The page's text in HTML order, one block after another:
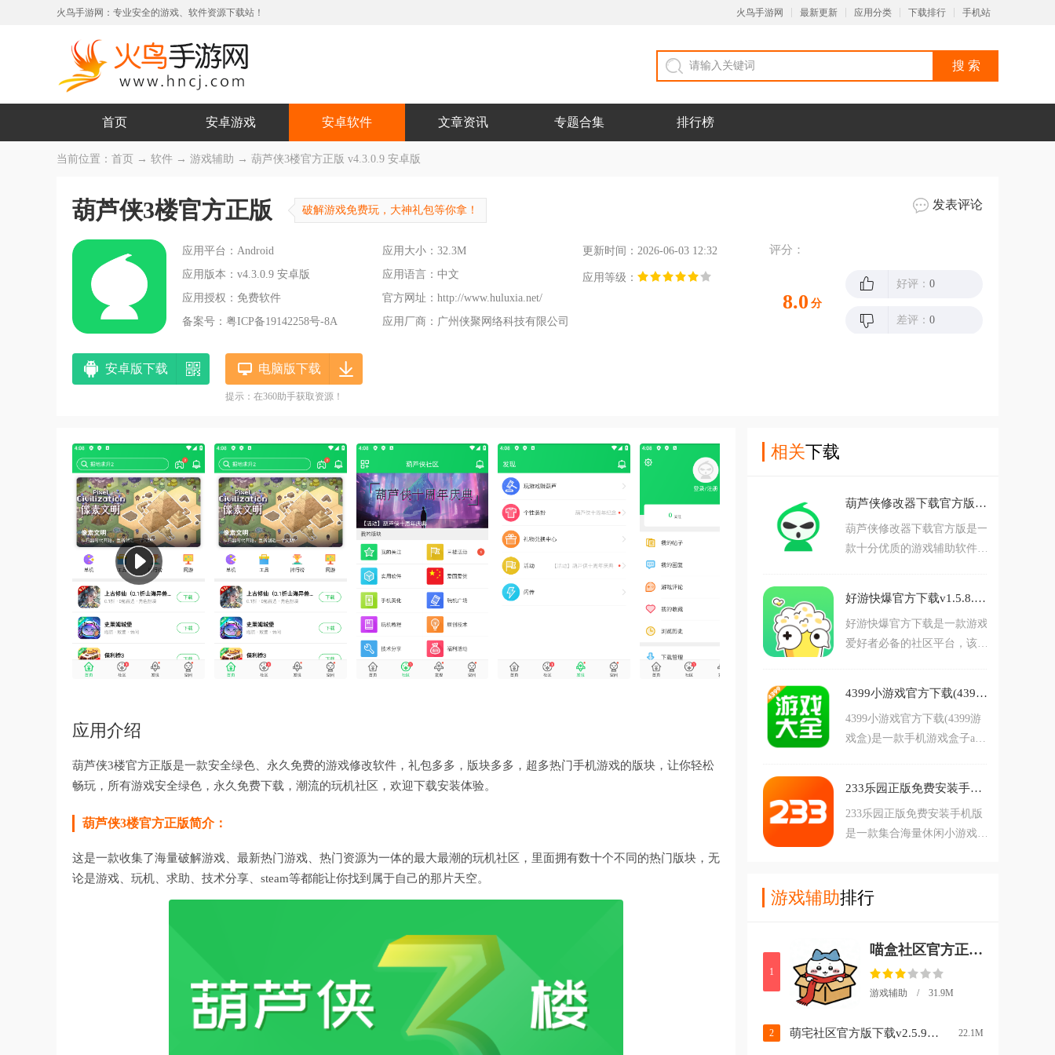
火鸟手游网：专业安全的游戏、软件资源下载站！ 火鸟手游网 最新更新 应用分类 下载排行 手机站
首页 安卓游戏 安卓软件 文章资讯 专题合集 排行榜
当前位置： 首页 → 软件 → 游戏辅助 → 葫芦侠3楼官方正版 v4.3.0.9 安卓版
葫芦侠3楼官方正版 破解游戏免费玩，大神礼包等你拿！ 发表评论
应用平台：Android 应用大小：32.3M
更新时间：2026-06-03 12:32
应用版本：v4.3.0.9 安卓版
应用语言：中文
应用等级：
应用授权：免费软件
官方网址： http://www.huluxia.net/
备案号：粤ICP备19142258号-8A
应用厂商：广州侠聚网络科技有限公司
评分：
8.0 分
好评： 0
差评： 0
安卓版下载 电脑版下载
提示：在360助手获取资源！
应用介绍
葫芦侠3楼官方正版是一款安全绿色、永久免费的游戏修改软件，礼包多多，版块多多，超多热门手机游戏的版块，让你轻松
畅玩，所有游戏安全绿色，永久免费下载，潮流的玩机社区，欢迎下载安装体验。
葫芦侠3楼官方正版简介：
这是一款收集了海量破解游戏、最新热门游戏、热门资源为一体的最大最潮的玩机社区，里面拥有数十个不同的热门版块，无
论是游戏、玩机、求助、技术分享、steam等都能让你找到属于自己的那片天空。
相关下载
葫芦侠修改器下载官方版v4.4.1.1.1 安卓版
葫芦侠修改器下载官方版是一
款十分优质的游戏辅助软件。
还有各种各样的丰富类型的社
区，用户可以在其中进行交流
一些游戏攻略，玩机教程啥
流是一件非常不错的事情，感
好游快爆官方下载v1.5.8.107 最新版
好游快爆官方下载是一款游戏
爱好者必备的社区平台，该平
排行榜动态。可发表真实评
价、共建交流社区，与开发者
直接互动，获取攻略、工具和
有游戏需求。感兴趣的朋友赶
4399小游戏官方下载(4399游戏盒)v9.5.0.55 手机版
4399小游戏官方下载(4399游
戏盒)是一款手机游戏盒子ap
大家可以在里面更好的找到热
门的游戏，同时我们第一次注
册还会有新人奖励哦，用户还
用！
233乐园正版免费安装手机版v4.84.0.0 最新版
233乐园正版免费安装手机版
是一款集合海量休闲小游戏与
压、益智、竞技、角色扮演等
乐趣的宝藏App。感兴趣的朋
友可千万不要错过了，赶紧来
下载吧！
游戏辅助排行
1
喵盒社区官方正版下载v2.1.0 安卓版
游戏辅助 / 31.9M
2 萌宅社区官方版下载v2.5.9 手机版 22.1M